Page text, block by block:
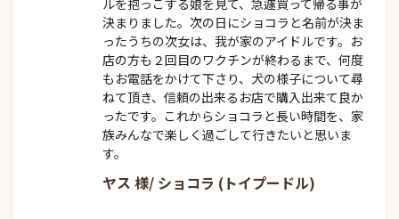
ルを抱っこする娘を見て、急遽買って帰る事が
決まりました。次の日にショコラと名前が決ま
ったうちの次女は、我が家のアイドルです。お
店の方も２回目のワクチンが終わるまで、何度
もお電話をかけて下さり、犬の様子について尋
ねて頂き、信頼の出来るお店で購入出来て良か
ったです。これからショコラと長い時間を、家
族みんなで楽しく過ごして行きたいと思いま
す。
ヤス 様/ ショコラ (トイプードル)